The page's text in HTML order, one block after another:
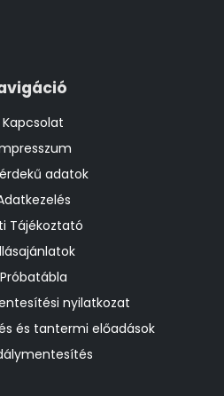
Kapcsolat
adatok
Tájékoztató
Próbatábla
nyilatkozat
és tantermi előadások